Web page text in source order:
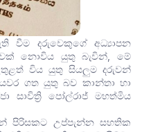
වීම දරුවෙකුගේ අධ්‍යාපන
නොවිය යුතු බැවින්, මේ
විය යුතු සියලුම දරුවන්
ගත යුතු බව කාන්තා හා
සාවිත්‍රි පෝල්රාජ් මහත්මිය
පිරිසකට උප්පැන්න සහතික